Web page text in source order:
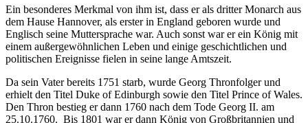
Ein besonderes Merkmal von ihm ist, dass er als dritter Monarch aus
dem Hause Hannover, als erster in England geboren wurde und
Englisch seine Muttersprache war. Auch sonst war er ein König mit
einem außergewöhnlichen Leben und einige geschichtlichen und
politischen Ereignisse fielen in seine lange Amtszeit.
Da sein Vater bereits 1751 starb, wurde Georg Thronfolger und
erhielt den Titel Duke of Edinburgh sowie den Titel Prince of Wales.
Den Thron bestieg er dann 1760 nach dem Tode Georg II. am
25.10.1760. Bis 1801 war er dann König von Großbritannien und